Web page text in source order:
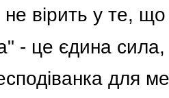
не вірить у те,
- це єдина сила,
для